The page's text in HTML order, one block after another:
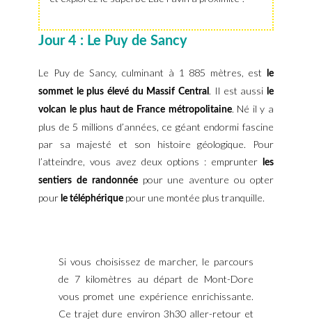
Jour 4 : Le Puy de Sancy
Le Puy de Sancy, culminant à 1 885 mètres, est
le
sommet le plus élevé du Massif Central. Il est aussile
volcan le plus haut de France métropolitaine. Né il y a
plus de 5 millions d’années, ce géant endormi fascine
par sa majesté et son histoire géologique. Pour
l’atteindre, vous avez deux options : emprunter
les
sentiers de randonnéepour une aventure ou opter
pour le téléphérique pour une montée plus tranquille.
Si vous choisissez de marcher, le parcours
de 7 kilomètres au départ de Mont-Dore
vous promet une expérience enrichissante.
Ce trajet dure environ 3h30 aller-retour et